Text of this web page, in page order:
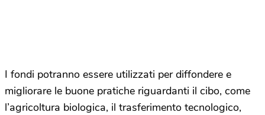
I fondi potranno essere utilizzati per diffondere e
migliorare le buone pratiche riguardanti il cibo, come
l’agricoltura biologica, il trasferimento tecnologico,